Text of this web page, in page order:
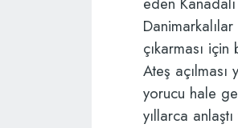
çıkarması
Ateş açılması
yorucu hale
yıllarca